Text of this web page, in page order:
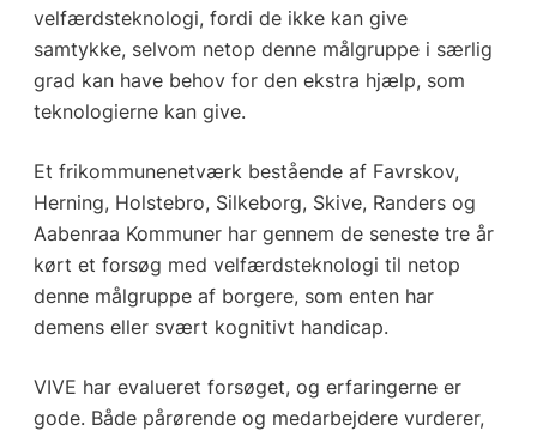
velfærdsteknologi, fordi de ikke kan give
samtykke, selvom netop denne målgruppe i særlig
grad kan have behov for den ekstra hjælp, som
teknologierne kan give.
Et frikommunenetværk bestående af Favrskov,
Herning, Holstebro, Silkeborg, Skive, Randers og
Aabenraa Kommuner har gennem de seneste tre år
kørt et forsøg med velfærdsteknologi til netop
denne målgruppe af borgere, som enten har
demens eller svært kognitivt handicap.
VIVE har evalueret forsøget, og erfaringerne er
gode. Både pårørende og medarbejdere vurderer,